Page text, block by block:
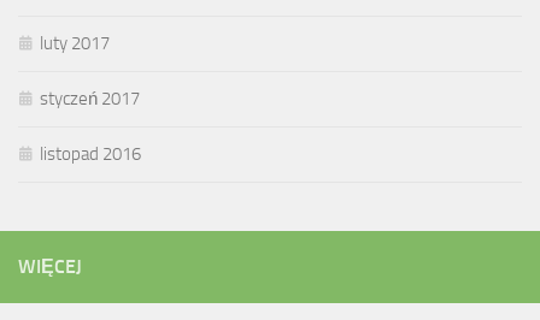
luty 2017
styczeń 2017
listopad 2016
WIĘCEJ